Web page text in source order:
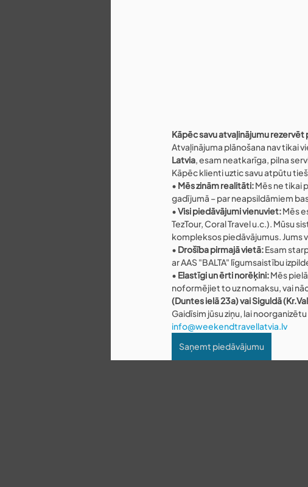
Kāpēc savu atvaļinājumu rezervēt
Atvaļinājuma plānošana nav tikai
Latvia, esam neatkarīga, pilna
Kāpēc klienti uztic savu atpūtu
• Mēs zinām realitāti: Mēs ne tikai
gadījumā – par neapsildāmiem
• Visi piedāvājumi vienuviet: Mēs
TezTour, Coral Travel u.c.). Mūsu
kompleksos piedāvājumus. Jums
• Drošība pirmajā vietā: Esam
ar AAS "BALTA" līgumsaistību
• Elastīgi un ērti norēķini: Mēs
noformējiet to uz nomaksu, vai
(Duntes ielā 23a) vai Siguldā
Gaidīsim jūsu ziņu, lai
info@weekendtravellatvia.lv
Saņemt piedāvājumu